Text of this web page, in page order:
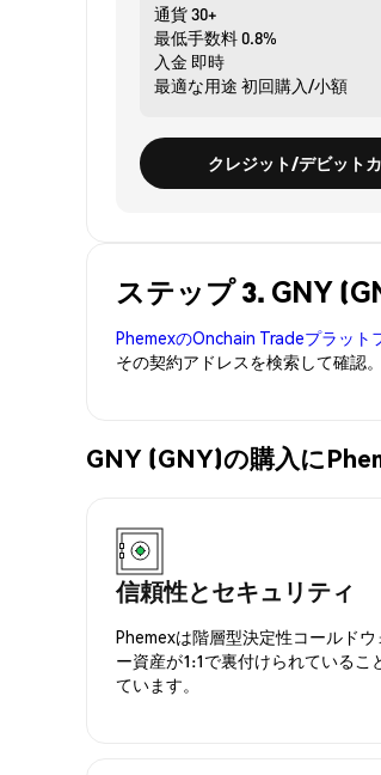
通貨30+
最低手数料0.8%
入金 即時
最適な用途 初回購入/小額
クレジット/デビット
ステップ 3. GNY
PhemexのOnchain Tradeプラット
その契約アドレスを検索して確認
GNY (GNY)の購入に
信頼性とセキュリティ
Phemexは階層型決定性コールド
ー資産が1:1で裏付けられているこ
ています。